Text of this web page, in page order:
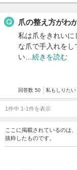
爪の整え方がわ
私は爪をきれいに
な爪で手入れを
い… 続きを読む
回答数 50 私もしりた
1件中 1-1件を表示
ここに掲載されているのは
抜粋したものです。